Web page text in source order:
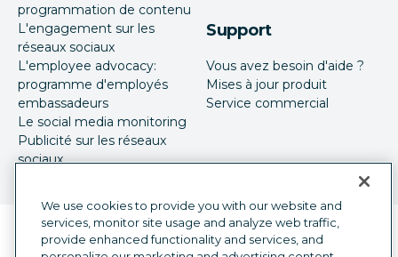
programmation de contenu
L'engagement sur les
réseaux sociaux
L'employee advocacy:
programme d'employés
embassadeurs
Le social media monitoring
Publicité sur les réseaux
sociaux
Support
Vous avez besoin d'aide ?
Mises à jour produit
Service commercial
Sélecteur de langue
French
We use cookies to provide you with our website and
services, monitor site usage and analyze web traffic,
provide enhanced functionality and services, and